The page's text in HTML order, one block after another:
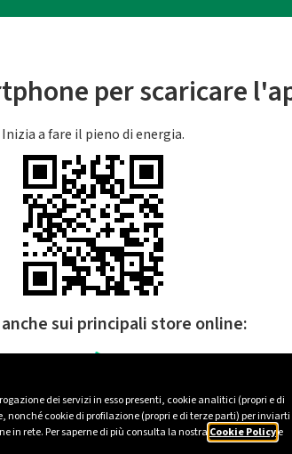
dei servizi in esso presenti, cookie analitici (propri e di
cookie di profilazione (propri e di terze parti) per inviarti
in rete. Per saperne di più consulta la nostra Cookie Policye
per scaricare
Inizia a fare il pieno di energia.
sui principali store online: